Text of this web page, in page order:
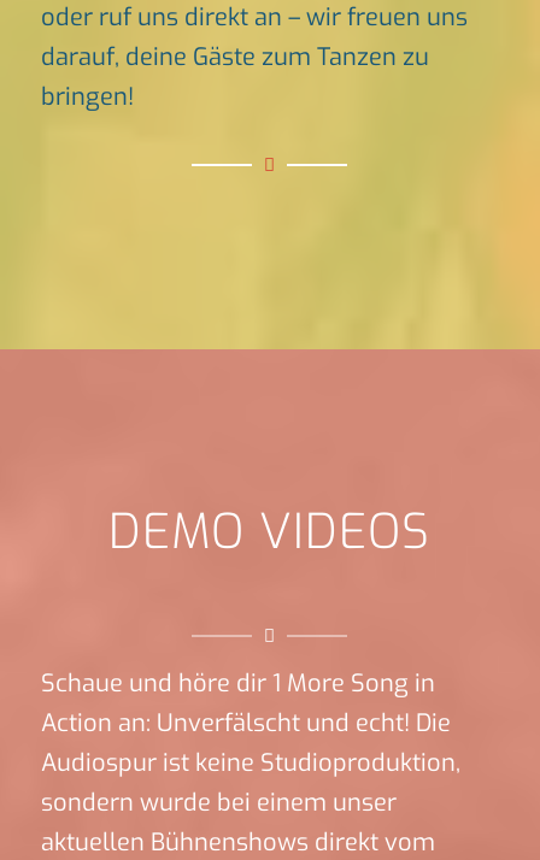
oder ruf uns direkt an – wir freuen uns
darauf, deine Gäste zum Tanzen zu
bringen!
DEMO VIDEOS
Schaue und höre dir 1 More Song in
Action an: Unverfälscht und echt! Die
Audiospur ist keine Studioproduktion,
sondern wurde bei einem unser
aktuellen Bühnenshows direkt vom